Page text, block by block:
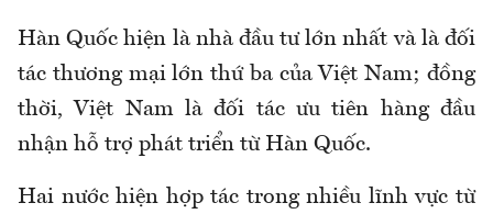
Hàn Quốc hiện là nhà đầu tư lớn nhất và là đối
tác thương mại lớn thứ ba của Việt Nam; đồng
thời, Việt Nam là đối tác ưu tiên hàng đầu
nhận hỗ trợ phát triển từ Hàn Quốc.
Hai nước hiện hợp tác trong nhiều lĩnh vực từ